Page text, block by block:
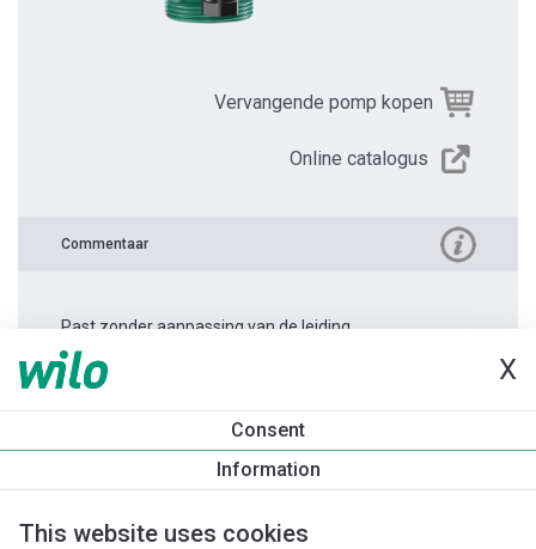
X
Consent
Information
This website uses cookies
Vervangende pomp kopen
Online catalogus
Commentaar
Past zonder aanpassing van de leiding.
Productinformatie